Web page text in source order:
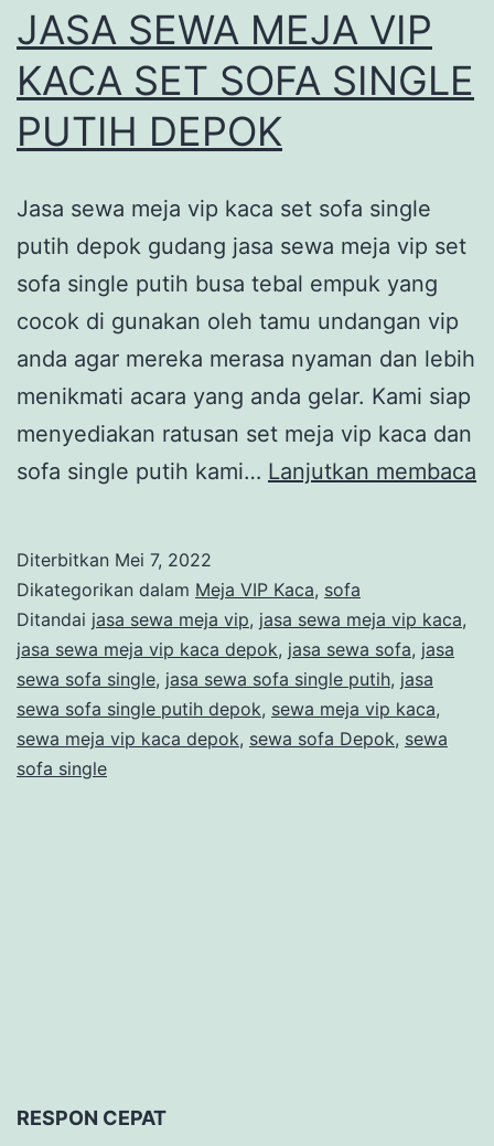
JASA SEWA MEJA VIP
KACA SET SOFA SINGLE
PUTIH DEPOK
Jasa sewa meja vip kaca set sofa single
putih depok gudang jasa sewa meja vip set
sofa single putih busa tebal empuk yang
cocok di gunakan oleh tamu undangan vip
anda agar mereka merasa nyaman dan lebih
menikmati acara yang anda gelar. Kami siap
menyediakan ratusan set meja vip kaca dan
sofa single putih kami… Lanjutkan membaca
Diterbitkan Mei 7, 2022
Dikategorikan dalam Meja VIP Kaca, sofa
Ditandai jasa sewa meja vip, jasa sewa meja vip kaca,
jasa sewa meja vip kaca depok, jasa sewa sofa, jasa
sewa sofa single, jasa sewa sofa single putih, jasa
sewa sofa single putih depok, sewa meja vip kaca,
sewa meja vip kaca depok, sewa sofa Depok, sewa
sofa single
RESPON CEPAT